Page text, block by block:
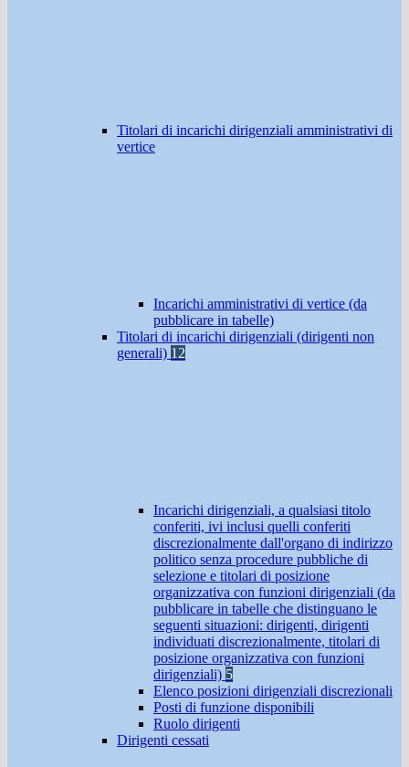
Titolari di incarichi dirigenziali amministrativi di
vertice
Incarichi amministrativi di vertice (da
pubblicare in tabelle)
Titolari di incarichi dirigenziali (dirigenti non
generali) 12
Incarichi dirigenziali, a qualsiasi titolo
conferiti, ivi inclusi quelli conferiti
discrezionalmente dall'organo di indirizzo
politico senza procedure pubbliche di
selezione e titolari di posizione
organizzativa con funzioni dirigenziali (da
pubblicare in tabelle che distinguano le
seguenti situazioni: dirigenti, dirigenti
individuati discrezionalmente, titolari di
posizione organizzativa con funzioni
dirigenziali) 5
Elenco posizioni dirigenziali discrezionali
Posti di funzione disponibili
Ruolo dirigenti
Dirigenti cessati